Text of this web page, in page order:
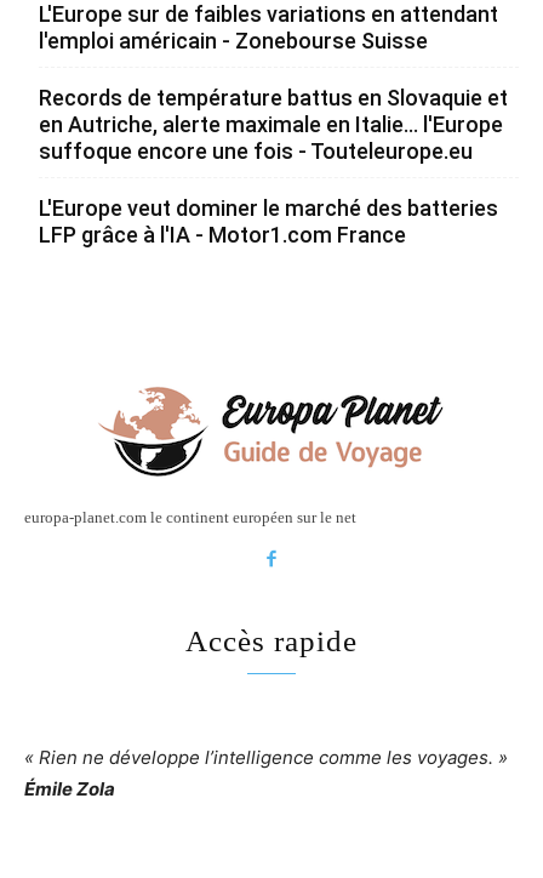
L'Europe sur de faibles variations en attendant
l'emploi américain - Zonebourse Suisse
Records de température battus en Slovaquie et
en Autriche, alerte maximale en Italie... l'Europe
suffoque encore une fois - Touteleurope.eu
L'Europe veut dominer le marché des batteries
LFP grâce à l'IA - Motor1.com France
europa-planet.com le continent européen sur le net
Accès rapide
« Rien ne développe l’intelligence comme les voyages. »
Émile Zola